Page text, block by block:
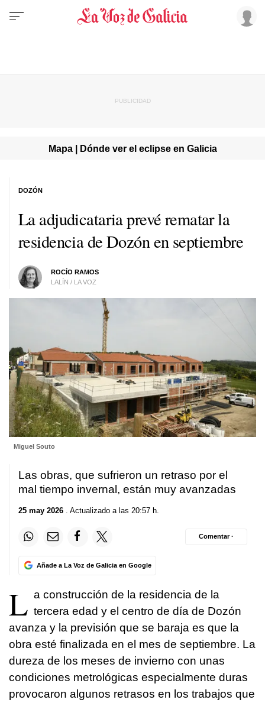
Mapa | Dónde ver el eclipse en Galicia
La adjudicataria prevé rematar la
residencia de Dozón en septiembre
ROCÍO RAMOS
LALÍN / LA VOZ
DOZÓN
Miguel Souto
Las obras, que sufrieron un retraso por el
mal tiempo invernal, están muy avanzadas
25 may 2026 . Actualizado a las 20:57 h.
Añade a La Voz de Galicia en Google
Comentar ·
L a construcción de la residencia de la
tercera edad y el centro de día de Dozón
avanza y la previsión que se baraja es que la
obra esté finalizada en el mes de septiembre. La
dureza de los meses de invierno con unas
condiciones metrológicas especialmente duras
provocaron algunos retrasos en los trabajos que